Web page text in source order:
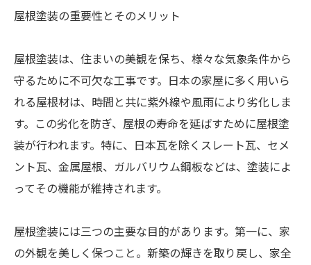
屋根塗装の重要性とそのメリット
屋根塗装は、住まいの美観を保ち、様々な気象条件から
守るために不可欠な工事です。日本の家屋に多く用いら
れる屋根材は、時間と共に紫外線や風雨により劣化しま
す。この劣化を防ぎ、屋根の寿命を延ばすために屋根塗
装が行われます。特に、日本瓦を除くスレート瓦、セメ
ント瓦、金属屋根、ガルバリウム鋼板などは、塗装によ
ってその機能が維持されます。
屋根塗装には三つの主要な目的があります。第一に、家
の外観を美しく保つこと。新築の輝きを取り戻し、家全